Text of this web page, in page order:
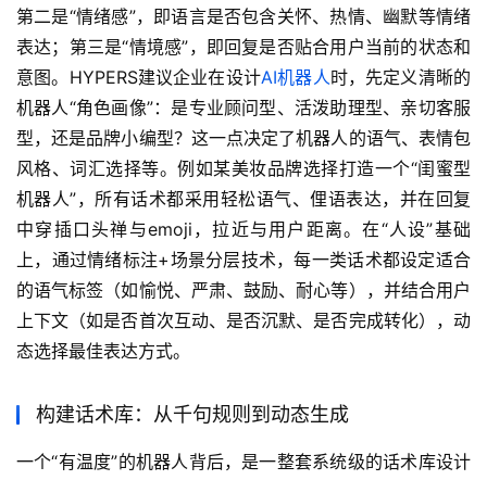
第二是“情绪感”，即语言是否包含关怀、热情、幽默等情绪
表达；第三是“情境感”，即回复是否贴合用户当前的状态和
意图。HYPERS建议企业在设计AI机器人时，先定义清晰的
机器人“角色画像”：是专业顾问型、活泼助理型、亲切客服
型，还是品牌小编型？这一点决定了机器人的语气、表情包
风格、词汇选择等。例如某美妆品牌选择打造一个“闺蜜型
机器人”，所有话术都采用轻松语气、俚语表达，并在回复
中穿插口头禅与emoji，拉近与用户距离。在“人设”基础
上，通过情绪标注+场景分层技术，每一类话术都设定适合
的语气标签（如愉悦、严肃、鼓励、耐心等），并结合用户
上下文（如是否首次互动、是否沉默、是否完成转化），动
态选择最佳表达方式。
构建话术库：从千句规则到动态生成
一个“有温度”的机器人背后，是一整套系统级的话术库设计